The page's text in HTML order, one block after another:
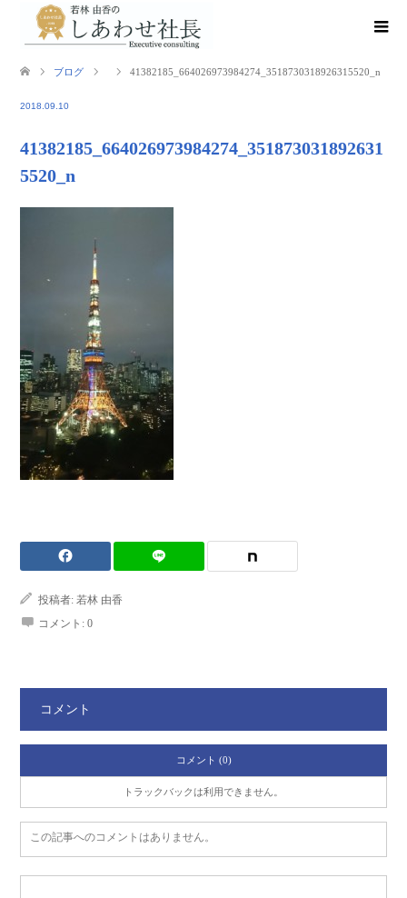
ブログ 41382185_664026973984274_3518730318926315520_n
2018.09.10
41382185_664026973984274_351873031892631
5520_n
投稿者: 若林 由香
コメント: 0
コメント
コメント (0)
トラックバックは利用できません。
この記事へのコメントはありません。